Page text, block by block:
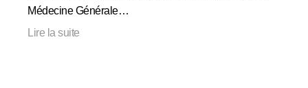
Médecine Générale…
Lire la suite